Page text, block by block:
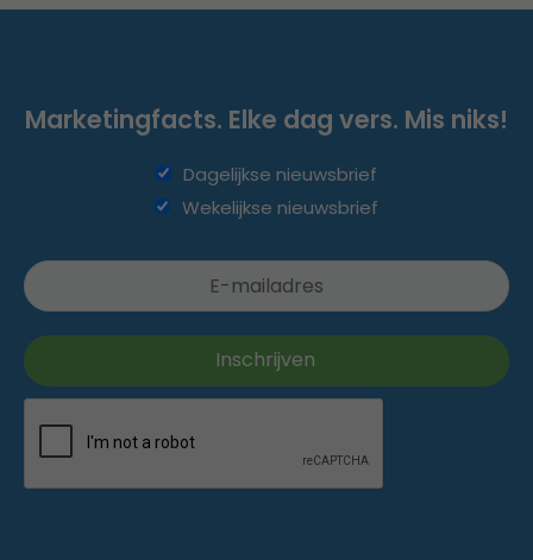
Marketingfacts. Elke dag vers. Mis niks!
Dagelijkse nieuwsbrief
Wekelijkse nieuwsbrief